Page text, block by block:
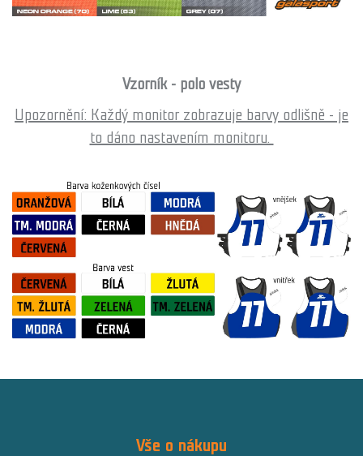
Vzorník - polo vesty
Upozornění: Každý monitor zobrazuje barvy odlišně - je
to dáno nastavením monitoru.
Vše o nákupu